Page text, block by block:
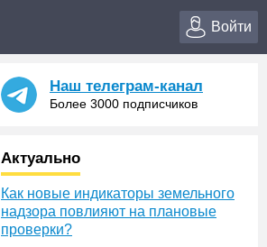
Войти
Наш телеграм-канал
Более 3000 подписчиков
Актуально
Как новые индикаторы земельного
надзора повлияют на плановые
проверки?